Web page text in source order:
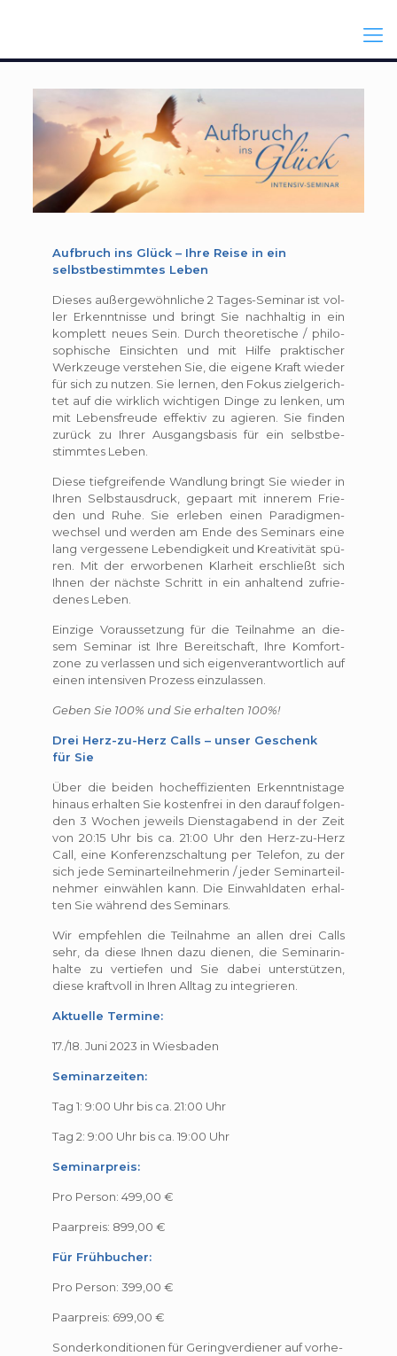
Aufbruch ins Glück – Ihre Reise in ein
selbstbestimmtes Leben
Die­ses außer­ge­wöhn­li­che 2 Tages-Semi­nar ist vol­
ler Erkennt­nisse und bringt Sie nach­hal­tig in ein
kom­plett neues Sein. Durch theo­re­ti­sche / phi­lo­
so­phi­sche Ein­sich­ten und mit Hilfe prak­ti­scher
Werk­zeuge ver­ste­hen Sie, die eigene Kraft wie­der
für sich zu nut­zen. Sie ler­nen, den Fokus ziel­ge­rich­
tet auf die wirk­lich wich­ti­gen Dinge zu len­ken, um
mit Lebens­freude effek­tiv zu agie­ren. Sie fin­den
zurück zu Ihrer Aus­gangs­ba­sis für ein selbst­be­
stimm­tes Leben.
Diese tief­grei­fende Wand­lung bringt Sie wie­der in
Ihren Selbst­aus­druck, gepaart mit inne­rem Frie­
den und Ruhe. Sie erle­ben einen Para­dig­men­
wech­sel und wer­den am Ende des Semi­nars eine
lang ver­ges­sene Leben­dig­keit und Krea­ti­vi­tät spü­
ren. Mit der erwor­be­nen Klar­heit erschließt sich
Ihnen der nächste Schritt in ein anhal­tend zufrie­
de­nes Leben.
Ein­zige Vor­aus­set­zung für die Teil­nahme an die­
sem Semi­nar ist Ihre Bereit­schaft, Ihre Kom­fort­
zone zu ver­las­sen und sich eigen­ver­ant­wort­lich auf
einen inten­si­ven Pro­zess einzulassen.
Geben Sie 100% und Sie erhalten 100%!
Drei Herz-zu-Herz Calls – unser Geschenk
für Sie
Über die bei­den hoch­ef­fi­zi­en­ten Erkennt­nis­tage
hin­aus erhal­ten Sie kos­ten­frei in den dar­auf fol­gen­
den 3 Wochen jeweils Diens­tag­abend in der Zeit
von 20:15 Uhr bis ca. 21:00 Uhr den Herz-zu-Herz
Call, eine Kon­fe­renz­schal­tung per Tele­fon, zu der
sich jede Semi­nar­teil­neh­me­rin / jeder Semi­nar­teil­
neh­mer ein­wäh­len kann. Die Ein­wahl­da­ten erhal­
ten Sie wäh­rend des Seminars.
Wir emp­feh­len die Teil­nahme an allen drei Calls
sehr, da diese Ihnen dazu die­nen, die Semi­nar­in­
halte zu ver­tie­fen und Sie dabei unter­stüt­zen,
diese kraft­voll in Ihren All­tag zu integrieren.
Aktuelle Termine:
17./18. Juni 2023 in Wiesbaden
Seminarzeiten:
Tag 1: 9:00 Uhr bis ca. 21:00 Uhr
Tag 2: 9:00 Uhr bis ca. 19:00 Uhr
Seminarpreis:
Pro Per­son: 499,00 €
Paar­preis: 899,00 €
Für Früh­bu­cher:
Pro Per­son: 399,00 €
Paar­preis: 699,00 €
Son­der­kon­di­tio­nen für Gering­ver­die­ner auf vor­he­